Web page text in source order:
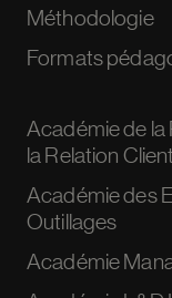
Méthodologie
Formats
Académie de
la Relation
Académie des
Outillages
Académie